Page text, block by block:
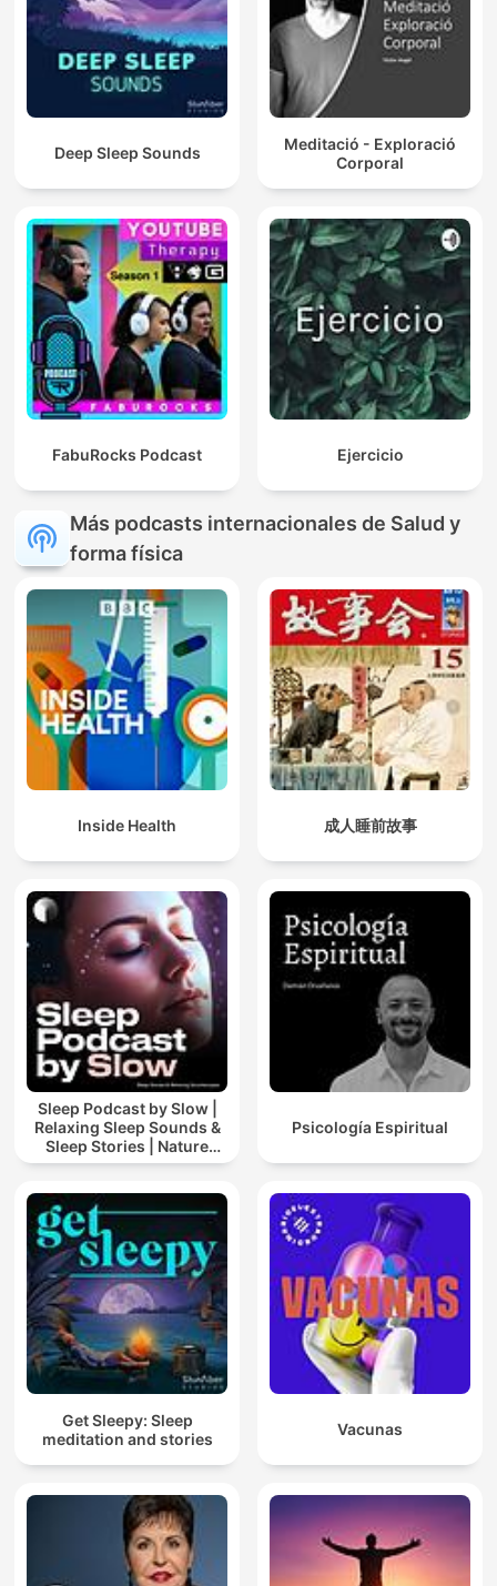
Deep Sleep Sounds
Meditació - Exploració
Corporal
FabuRocks Podcast Ejercicio
Más podcasts internacionales de Salud y
forma física
Inside Health 成人睡前故事
Sleep Podcast by Slow |
Relaxing Sleep Sounds &
Sleep Stories | Nature
Sound For Sleep | ASMR
Psicología Espiritual
Get Sleepy: Sleep
meditation and stories
Vacunas